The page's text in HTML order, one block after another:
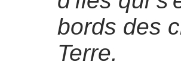
bords des
Terre.